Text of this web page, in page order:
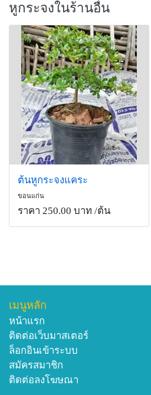
หูกระจงในร้านอื่น
ต้นหูกระจงแคระ
ขอนแก่น
ราคา 250.00 บาท /ต้น
เมนูหลัก
หน้าแรก
ติดต่อเว็บมาสเตอร์
ล็อกอินเข้าระบบ
สมัครสมาชิก
ติดต่อลงโฆษณา